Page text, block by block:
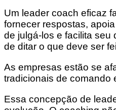
Um leader coach eficaz
fornecer respostas,
de julgá-los e facilita seu
de ditar o que deve ser
As empresas estão se
tradicionais de comando
Essa concepção de